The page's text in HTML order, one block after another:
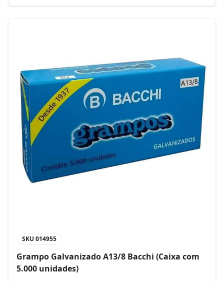
SKU 014955
Grampo Galvanizado A13/8 Bacchi (Caixa com
5.000 unidades)